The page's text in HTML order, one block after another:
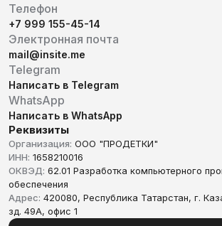
Телефон
+7 999 155-45-14
Электронная почта
mail@insite.me
Telegram
Написать в Telegram
WhatsApp
Написать в WhatsApp
Реквизиты
Организация: ООО "ПРОДЕТКИ"
ИНН: 1658210016
ОКВЭД: 62.01 Разработка компьютерного
обеспечения
Адрес: 420080, Республика Татарстан, г.
зд. 49А, офис 1